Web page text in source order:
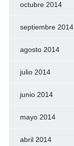
octubre 2014
septiembre 2014
agosto 2014
julio 2014
junio 2014
mayo 2014
abril 2014